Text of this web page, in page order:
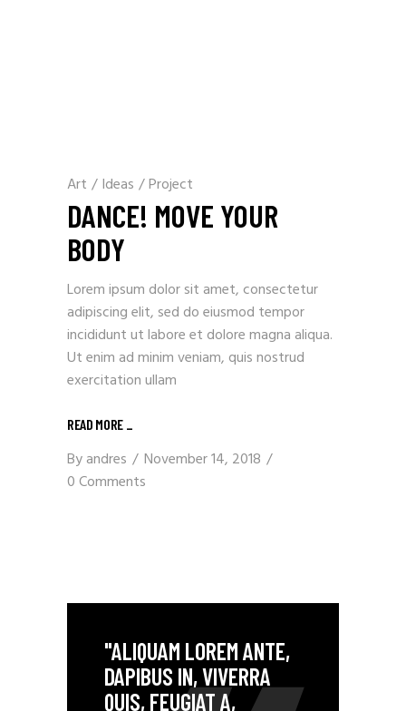
Art / Ideas /Project
DANCE! MOVE YOUR
BODY
Lorem ipsum dolor sit amet, consectetur
adipiscing elit, sed do eiusmod tempor
incididunt ut labore et dolore magna aliqua.
Ut enim ad minim veniam, quis nostrud
exercitation ullam
READ MORE _
Byandres
November 14, 2018
0 Comments
"ALIQUAM LOREM ANTE,
DAPIBUS IN, VIVERRA
QUIS, FEUGIAT A,